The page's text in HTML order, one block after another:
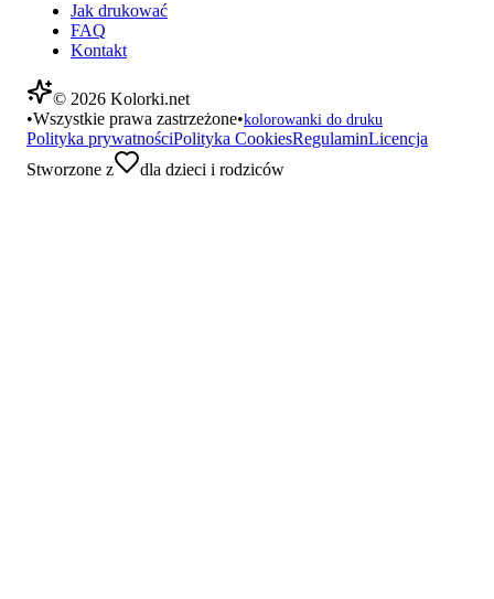
Jak drukować
FAQ
Kontakt
© 2026 Kolorki.net
•Wszystkie prawa zastrzeżone•kolorowanki do druku
Polityka prywatnościPolityka CookiesRegulaminLicencja
Stworzone z
dla dzieci i rodziców